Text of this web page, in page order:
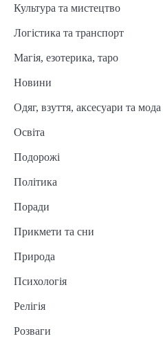
Культура та мистецтво
Логістика та транспорт
Магія, езотерика, таро
Новини
Одяг, взуття, аксесуари та мода
Освіта
Подорожі
Політика
Поради
Прикмети та сни
Природа
Психологія
Релігія
Розваги